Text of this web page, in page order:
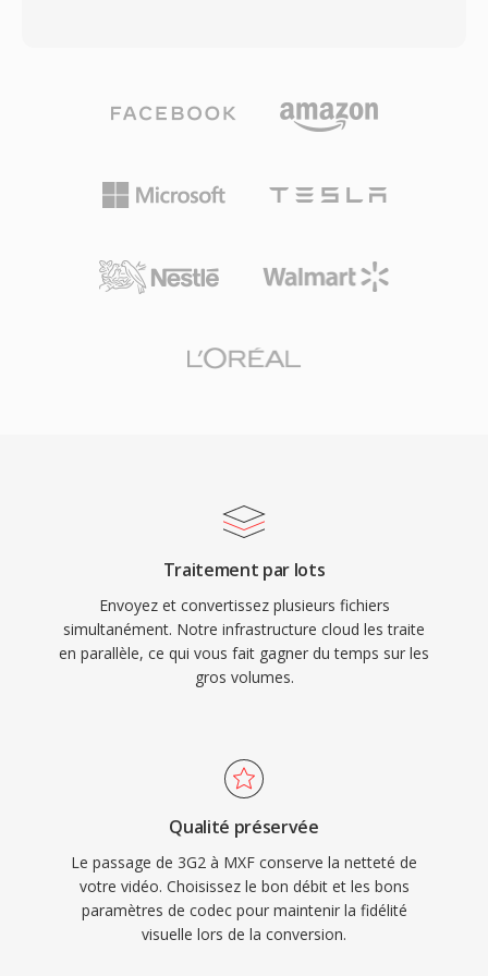
significatif est la compatibilité quasi universelle
avec les téléphones CDMA du milieu dès
une large gamme d&#039;appareils mobiles.
MP4 aient supplanté le 3G2 pour la plupart dès
usages, il reste utile pour travailler avec du
où la taille minimale de fichier est la
différents systèmes et plateformes de
éventail de codecs professionnels incluant
MPEG-2, AVC-Intra, DNxHD, DNxHR, ProRes et
niveaux de qualité, du montage proxy à
caractéristiques definitoires du MXF,
schéma d&#039;encodage Key-Length-Value
accompagnent le contenu tout au long de la
chaîne de production, réduisant le risque de
perte d&#039;information lorsque les fichiers
transitent entre l&#039;ingestion, le montage,
système de patron operationnel definissant
différents niveaux de complexité, dès simples
paquets mono-élément (OP1à) àux listés de
lecture multi-éléments complexes. Les
principaux fabricants d&#039;équipements de
diffusion et les systèmes de flux de travail basé
sûr fichiers prennent universellement en chargé
Traitement par lots
Envoyez et convertissez plusieurs fichiers
simultanément. Notre infrastructure cloud les traite
en parallèle, ce qui vous fait gagner du temps sur les
gros volumes.
Qualité préservée
Le passage de 3G2 à MXF conserve la netteté de
votre vidéo. Choisissez le bon débit et les bons
paramètres de codec pour maintenir la fidélité
visuelle lors de la conversion.